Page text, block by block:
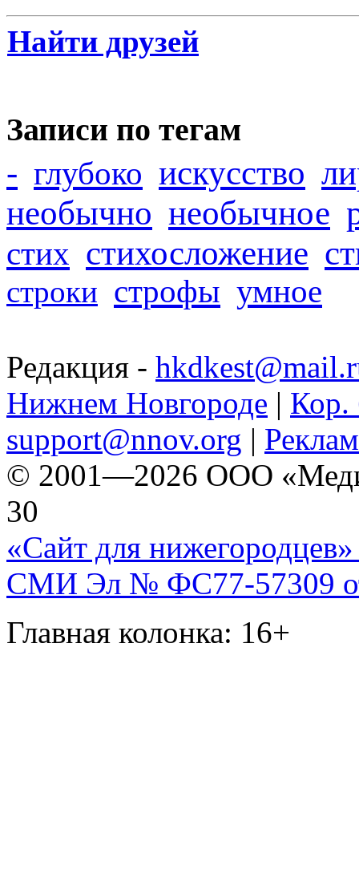
Найти друзей
Записи по тегам
- глубоко искусство
необычно необычное
стих стихосложение
строки строфы умное
Редакция -
Нижнем Новгороде | Кор.
support@nnov.org |
© 2001—2026 ООО
30
«Сайт для нижегородцев»
СМИ Эл № ФС77-57309
Главная колонка: 16+